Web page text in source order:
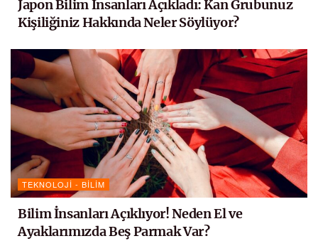
Japon Bilim İnsanları Açıkladı: Kan Grubunuz
Kişiliğiniz Hakkında Neler Söylüyor?
TEKNOLOJI - BILIM
Bilim İnsanları Açıklıyor! Neden El ve
Ayaklarımızda Beş Parmak Var?